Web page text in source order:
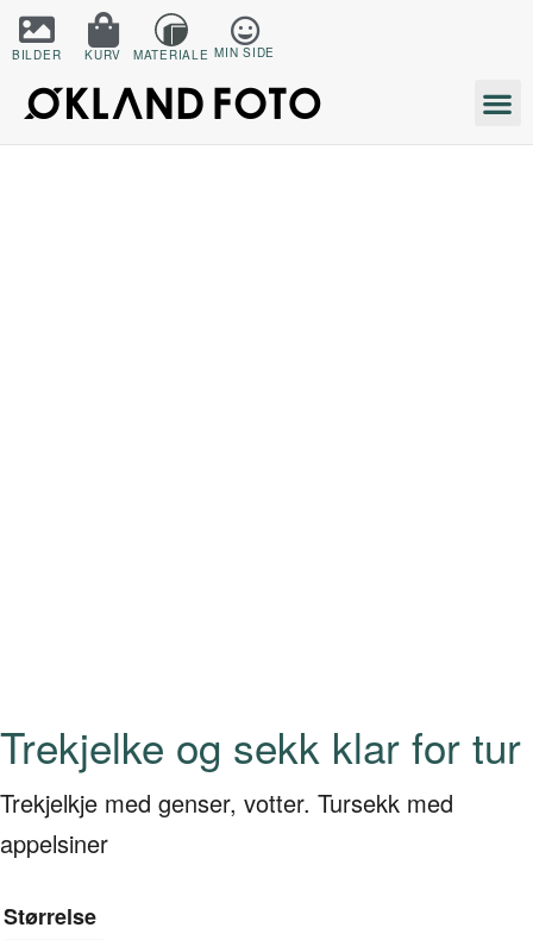
BILDER KURV MATERIALE MIN SIDE
Trekjelke og sekk klar for tur
Trekjelkje med genser, votter. Tursekk med
appelsiner
Størrelse